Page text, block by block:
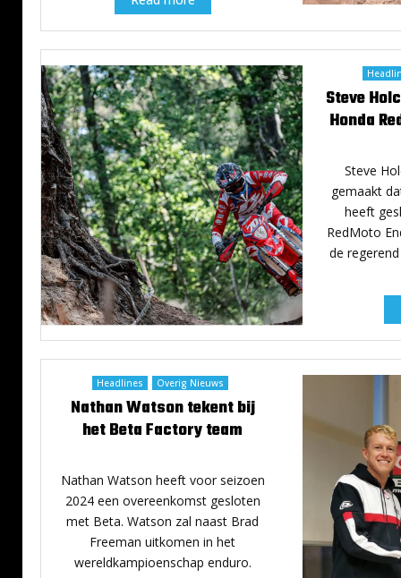
Steve
Honda
Steve
gemaakt
heeft
RedMoto
de
Headlines Overig Nieuws
Nathan Watson tekent bij
het Beta Factory team
Nathan Watson heeft voor seizoen
2024 een overeenkomst gesloten
met Beta. Watson zal naast Brad
Freeman uitkomen in het
wereldkampioenschap enduro.